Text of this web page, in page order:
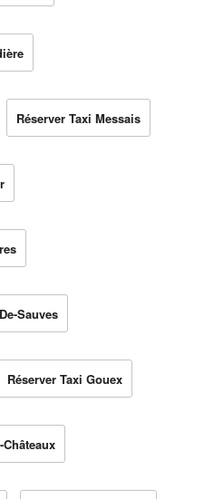
Réserver Taxi Messais
Sauves
Réserver Taxi Gouex